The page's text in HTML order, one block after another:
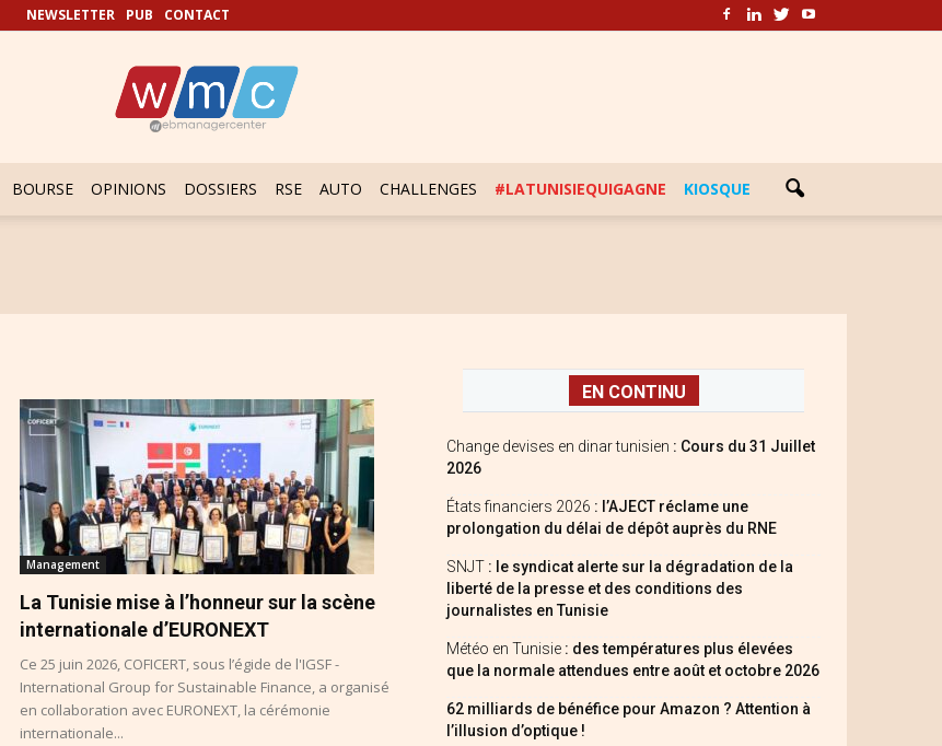
NEWSLETTER PUB CONTACT
BOURSE OPINIONS DOSSIERS RSE AUTO CHALLENGES #LATUNISIEQUIGAGNE KIOSQUE
Management
La Tunisie mise à l’honneur sur la scène
internationale d’EURONEXT
Ce 25 juin 2026, COFICERT, sous l’égide de l'IGSF -
International Group for Sustainable Finance, a organisé
en collaboration avec EURONEXT, la cérémonie
internationale...
EN CONTINU
Change devises en dinar tunisien : Cours du 31 Juillet
2026
États financiers 2026 : l’AJECT réclame une
prolongation du délai de dépôt auprès du RNE
SNJT : le syndicat alerte sur la dégradation de la
liberté de la presse et des conditions des
journalistes en Tunisie
Météo en Tunisie : des températures plus élevées
que la normale attendues entre août et octobre 2026
62 milliards de bénéfice pour Amazon ? Attention à
l’illusion d’optique !